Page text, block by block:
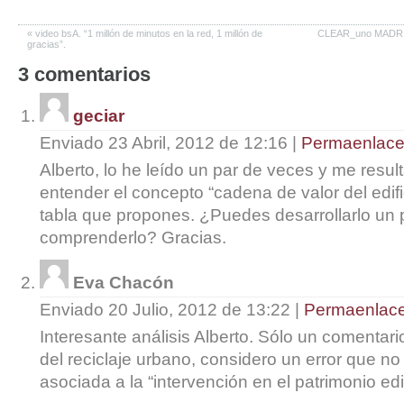
« video bsA. “1 millón de minutos en la red, 1 millón de
gracias”.
CLEAR_uno
3 comentarios
geciar
Enviado 23 Abril, 2012 de 12:16
Permaenlace
Alberto, lo he leído un par de veces y me
entender el concepto “cadena de valor del
tabla que propones. ¿Puedes desarrollarlo un
comprenderlo? Gracias.
Eva Chacón
Enviado 20 Julio, 2012 de 13:22
Interesante análisis Alberto. Sólo un
del reciclaje urbano, considero un error que
asociada a la “intervención en el patrimonio